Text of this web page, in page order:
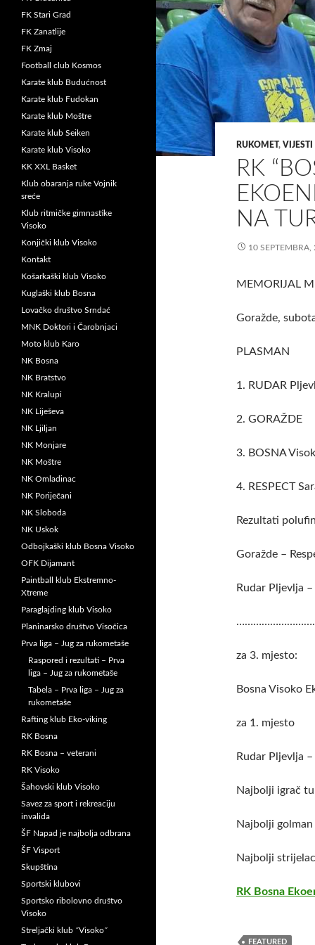
RUKOMET, VIJESTI
RK
NA
10 SEPTEMBRA,
MEMORIJAL
Goražde,
PLASMAN
1. RUDAR
2. GORAŽDE
3. BOSNA
4. RESPECT
Rezultati
Goražde –
Rudar Pljevlja
za 3. mjesto:
Bosna Visoko
za 1. mjesto
Rudar Pljevlja
Najbolji igrač
Najbolji
Najbolji
RK Bosna
FEATURED
FK Stari Grad
FK Zanatlije
FK Zmaj
Football club Kosmos
Karate klub Budućnost
Karate klub Fudokan
Karate klub Moštre
Karate klub Seiken
Karate klub Visoko
KK XXL Basket
Klub obaranja ruke Vojnik
sreće
Klub ritmičke gimnastike
Visoko
Konjički klub Visoko
Kontakt
Košarkaški klub Visoko
Kuglaški klub Bosna
Lovačko društvo Srndać
MNK Doktori i Čarobnjaci
Moto klub Karo
NK Bosna
NK Bratstvo
NK Kralupi
NK Liješeva
NK Ljiljan
NK Monjare
NK Moštre
NK Omladinac
NK Poriječani
NK Sloboda
NK Uskok
Odbojkaški klub Bosna Visoko
OFK Dijamant
Paintball klub Ekstremno-
Xtreme
Paraglajding klub Visoko
Planinarsko društvo Visočica
Prva liga – Jug za rukometaše
Raspored i rezultati – Prva
liga – Jug za rukometaše
Tabela – Prva liga – Jug za
rukometaše
Rafting klub Eko-viking
RK Bosna
RK Bosna – veterani
RK Visoko
Šahovski klub Visoko
Savez za sport i rekreaciju
invalida
ŠF Napad je najbolja odbrana
ŠF Visport
Skupština
Sportski klubovi
Sportsko ribolovno društvo
Visoko
Streljački klub ˝Visoko˝